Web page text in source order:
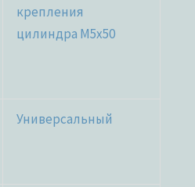
крепления
цилиндра M5x50
Универсальный